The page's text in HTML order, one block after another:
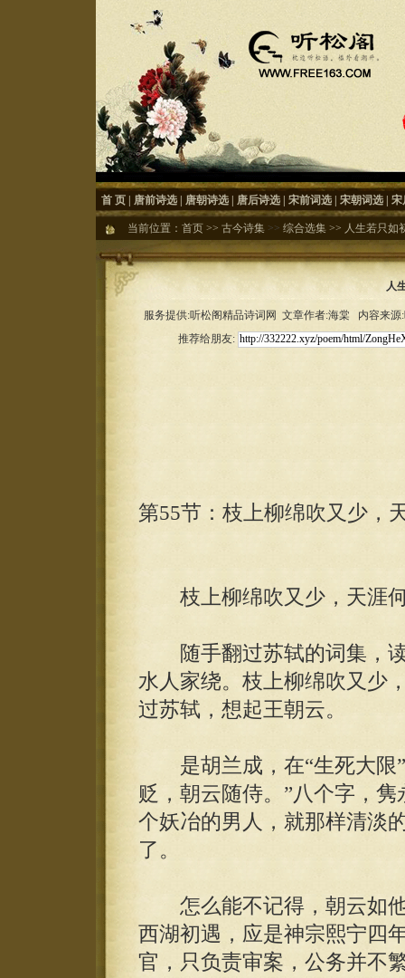
首 页 唐前诗选 唐朝诗选 唐后诗选 宋前词选 宋朝词选 宋
当前位置： 首页 >> 古今诗集 >> 综合选集 >> 人生若只如
人
服务提供:听松阁精品诗词网 文章作者:海棠 内容来
推荐给朋友:
第55节：枝上柳绵吹又少，
枝上柳绵吹又少，天涯
随手翻过苏轼的词集，读
水人家绕。枝上柳绵吹又少
过苏轼，想起王朝云。
是胡兰成，在“生死大限”
贬，朝云随侍。”八个字，
个妖冶的男人，就那样清淡
了。
怎么能不记得，朝云如他
西湖初遇，应是神宗熙宁四
官，只负责审案，公务并不